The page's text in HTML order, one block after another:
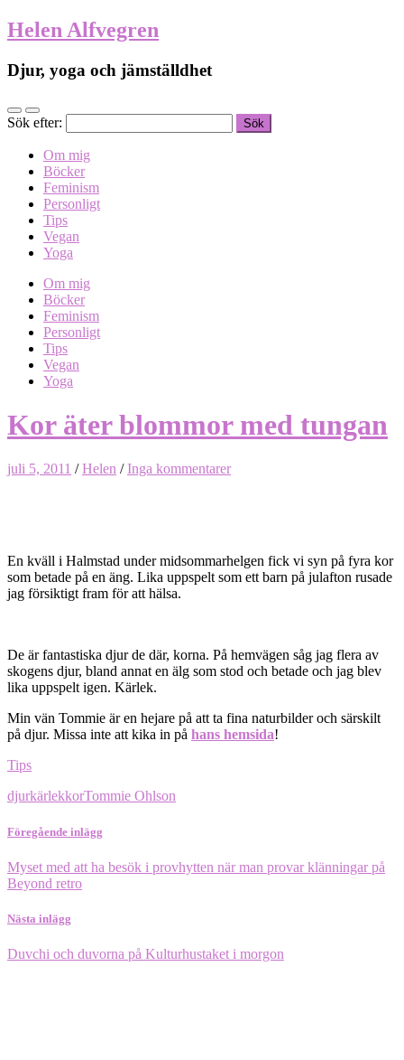
Helen Alfvegren
Djur, yoga och jämställdhet
Sök efter:
Om mig
Böcker
Feminism
Personligt
Tips
Vegan
Yoga
Om mig
Böcker
Feminism
Personligt
Tips
Vegan
Yoga
Kor äter blommor med tungan
juli 5, 2011 /Helen /Inga kommentarer
En kväll i Halmstad under midsommarhelgen fick vi syn på fyra kor
som betade på en äng. Lika uppspelt som ett barn på julafton rusade
jag försiktigt fram för att hälsa.
De är fantastiska djur de där, korna. På hemvägen såg jag flera av
skogens djur, bland annat en älg som stod och betade och jag blev
lika uppspelt igen. Kärlek.
Min vän Tommie är en hejare på att ta fina naturbilder och särskilt
på djur. Missa inte att kika in på hans hemsida!
Tips
djurkärlekkorTommie Ohlson
Föregående inlägg
Myset med att ha besök i provhytten när man provar klänningar på
Beyond retro
Nästa inlägg
Duvchi och duvorna på Kulturhustaket i morgon